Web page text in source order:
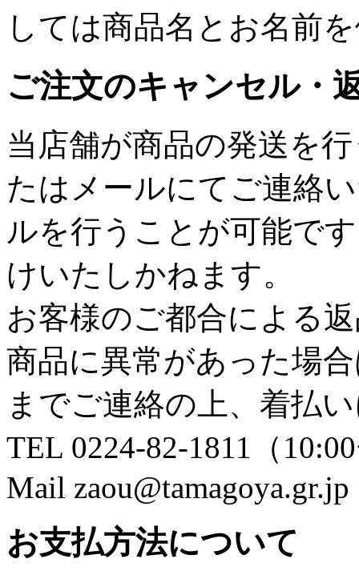
しては商品名とお名前
ご注文のキャンセル・
当店舗が商品の発送を
たはメールにてご連絡
ルを行うことが可能で
けいたしかねます。
お客様のご都合による
商品に異常があった場
までご連絡の上、着払
TEL 0224-82-1811（
Mail zaou@tamagoya.gr.jp
お支払方法について